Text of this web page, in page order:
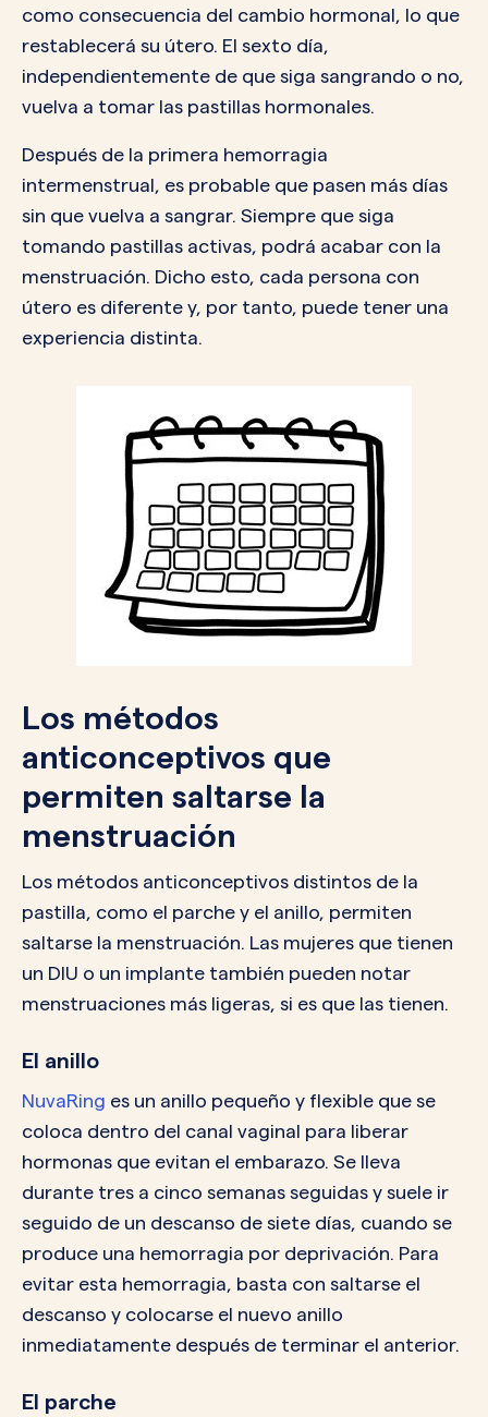
como consecuencia del cambio hormonal, lo que
restablecerá su útero. El sexto día,
independientemente de que siga sangrando o no,
vuelva a tomar las pastillas hormonales.
Después de la primera hemorragia
intermenstrual, es probable que pasen más días
sin que vuelva a sangrar. Siempre que siga
tomando pastillas activas, podrá acabar con la
menstruación. Dicho esto, cada persona con
útero es diferente y, por tanto, puede tener una
experiencia distinta.
Los métodos
anticonceptivos que
permiten saltarse la
menstruación
Los métodos anticonceptivos distintos de la
pastilla, como el parche y el anillo, permiten
saltarse la menstruación. Las mujeres que tienen
un DIU o un implante también pueden notar
menstruaciones más ligeras, si es que las tienen.
El anillo
NuvaRing es un anillo pequeño y flexible que se
coloca dentro del canal vaginal para liberar
hormonas que evitan el embarazo. Se lleva
durante tres a cinco semanas seguidas y suele ir
seguido de un descanso de siete días, cuando se
produce una hemorragia por deprivación. Para
evitar esta hemorragia, basta con saltarse el
descanso y colocarse el nuevo anillo
inmediatamente después de terminar el anterior.
El parche